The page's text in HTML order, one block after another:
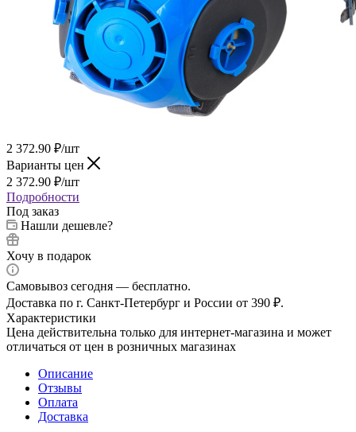
2 372.90 ₽/шт
Варианты цен
2 372.90 ₽/шт
Подробности
Под заказ
Нашли дешевле?
Хочу в подарок
Самовывоз сегодня — бесплатно.
Доставка по г. Санкт-Петербург и России от 390 ₽.
Характеристики
Цена действительна только для интернет-магазина и может
отличаться от цен в розничных магазинах
Описание
Отзывы
Оплата
Доставка